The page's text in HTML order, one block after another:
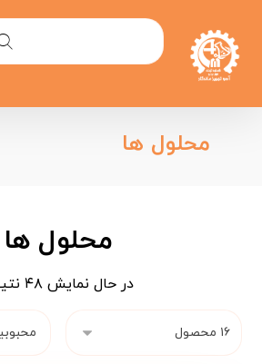
محلول ها
محلول ها
در حال نمایش ۴۸ نتیجه